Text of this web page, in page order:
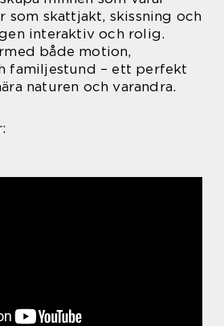
som skattjakt, skissning och
interaktiv och rolig.
både motion,
familjestund – ett perfekt
naturen och varandra.